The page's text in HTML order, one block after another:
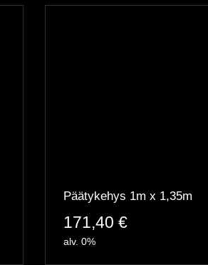
Päätykehys 1m x 1,35m
171,40 €
alv. 0%